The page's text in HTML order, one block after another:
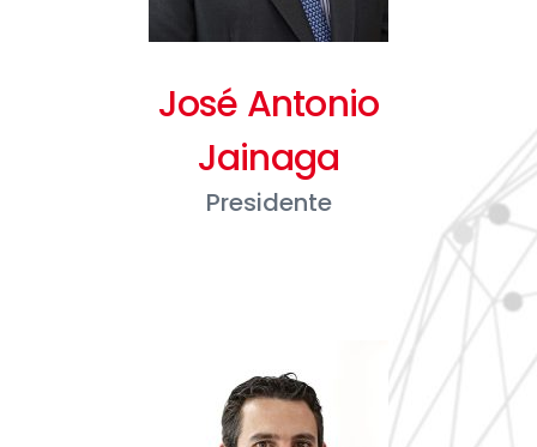
José Antonio
Jainaga
Presidente